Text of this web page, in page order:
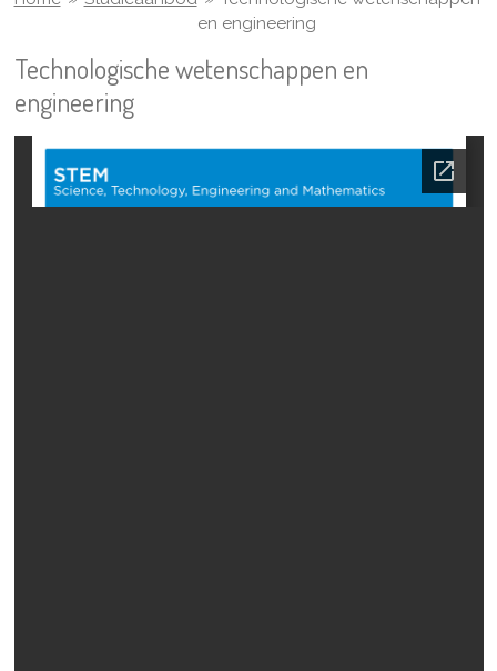
en engineering
Technologische wetenschappen en
engineering